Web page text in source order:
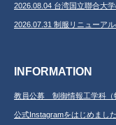
2026.08.04 台湾国立聯合大
2026.07.31 制服リニューア
INFORMATION
教員公募 制御情報工学科（
公式Instagramをはじめました